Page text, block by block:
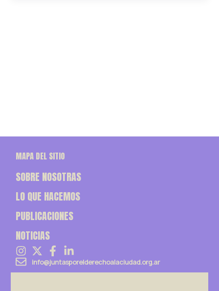
MAPA DEL SITIO
SOBRE NOSOTRAS
LO QUE HACEMOS
PUBLICACIONES
NOTICIAS
info@juntasporelderechoalaciudad.org.ar